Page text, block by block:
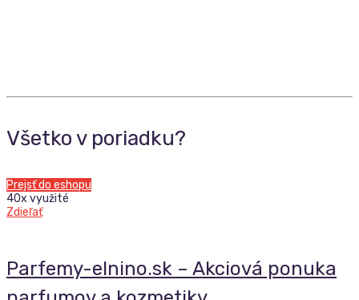
Všetko v poriadku?
Prejsť do eshopu
40x využité
Zdieľať
Parfemy-elnino.sk – Akciová ponuka